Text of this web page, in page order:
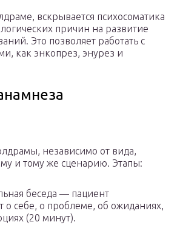
вскрывается психосоматика
причин на развитие
Это позволяет работать с
как энкопрез, энурез и
независимо от вида,
и тому же сценарию. Этапы:
беседа — пациент
о себе, о проблеме, об ожиданиях,
(20 минут).